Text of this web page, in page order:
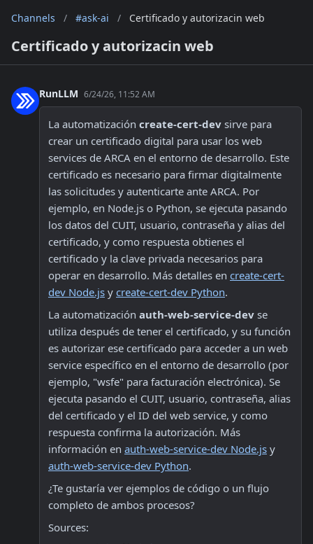
Channels / #ask-ai / Certificado y autorizacin web
Certificado y autorizacin web
RunLLM 6/24/26, 11:52 AM
La automatización create-cert-dev sirve para
crear un certificado digital para usar los web
services de ARCA en el entorno de desarrollo. Este
certificado es necesario para firmar digitalmente
las solicitudes y autenticarte ante ARCA. Por
ejemplo, en Node.js o Python, se ejecuta pasando
los datos del CUIT, usuario, contraseña y alias del
certificado, y como respuesta obtienes el
certificado y la clave privada necesarios para
operar en desarrollo. Más detalles en create-cert-
dev Node.js y create-cert-dev Python.
La automatización auth-web-service-dev se
utiliza después de tener el certificado, y su función
es autorizar ese certificado para acceder a un web
service específico en el entorno de desarrollo (por
ejemplo, "wsfe" para facturación electrónica). Se
ejecuta pasando el CUIT, usuario, contraseña, alias
del certificado y el ID del web service, y como
respuesta confirma la autorización. Más
información en auth-web-service-dev Node.js
auth-web-service-dev Python.
¿Te gustaría ver ejemplos de código o un flujo
completo de ambos procesos?
Sources: